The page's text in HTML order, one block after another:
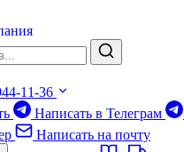
11-36
Написать в Телеграм
Написать на почту